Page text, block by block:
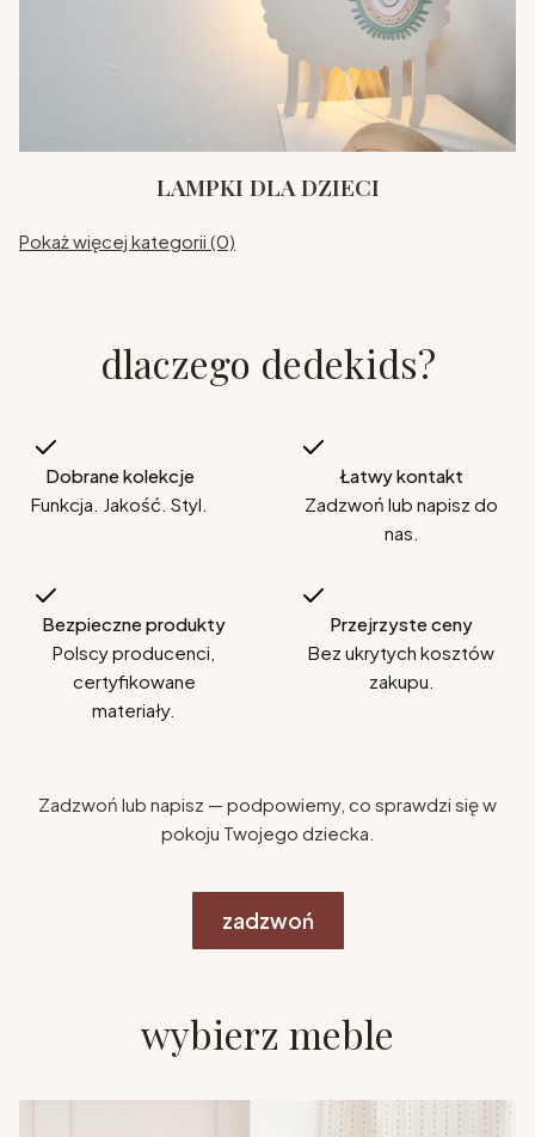
LAMPKI DLA DZIECI
Pokaż więcej kategorii (0)
dlaczego dedekids?
Dobrane kolekcje
Funkcja. Jakość. Styl.
Łatwy kontakt
Zadzwoń lub napisz do
nas.
Bezpieczne produkty
Polscy producenci,
certyfikowane
materiały.
Przejrzyste ceny
Bez ukrytych kosztów
zakupu.
Zadzwoń lub napisz — podpowiemy, co sprawdzi się w
pokoju Twojego dziecka.
zadzwoń
wybierz meble